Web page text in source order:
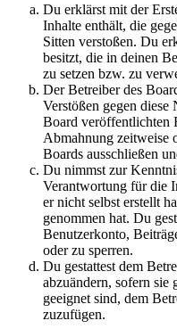
Du erklärst mit der
Inhalte enthält, die
Sitten verstoßen. Du
besitzt, die in deinen
zu setzen bzw. zu
Der Betreiber des
Verstößen gegen
Board veröffentlichten
Abmahnung zeitweise
Boards ausschließen
Du nimmst zur
Verantwortung für die
er nicht selbst erstellt
genommen hat. Du
Benutzerkonto,
oder zu sperren.
Du gestattest dem
abzuändern, sofern sie
geeignet sind, dem
zuzufügen.